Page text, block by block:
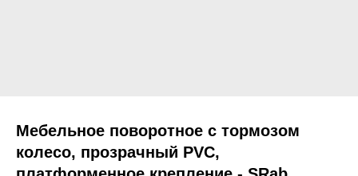
Мебельное поворотное с тормозом
колесо, прозрачный PVC,